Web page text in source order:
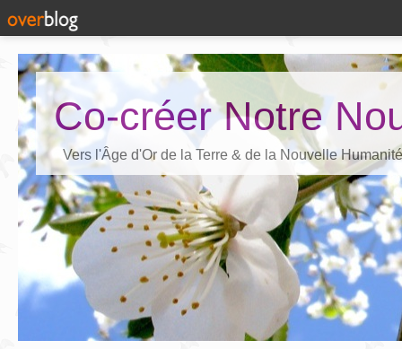
Co-créer Notre
Vers l'Âge d'Or de la Terre & de la Nouvelle Humanité